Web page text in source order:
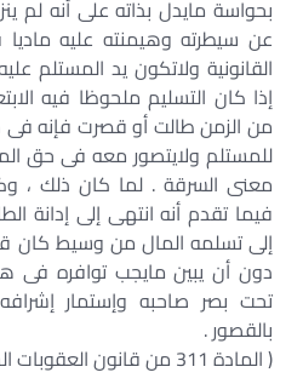
بحواسة مايدل بذاته على أنه لم
عن سيطرته وهيمنته عليه ماديا
القانونية ولاتكون يد المستلم
إذا كان التسليم ملحوظا فيه
من الزمن طالت أو قصرت فإنه فى
للمستلم ولايتصور معه فى حق
معنى السرقة . لما كان ذلك ،
فيما تقدم أنه انتهى إلى إدانة
إلى تسلمه المال من وسيط كان
دون أن يبين مايجب توافره فى
تحت بصر صاحبه وإستمار
بالقصور .
( المادة 311 من قانون العقوبات الحالى )